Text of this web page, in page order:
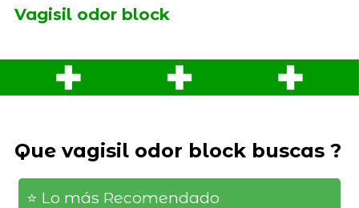
Vagisil odor block
Que vagisil odor block buscas ?
⭐️ Lo más Recomendado